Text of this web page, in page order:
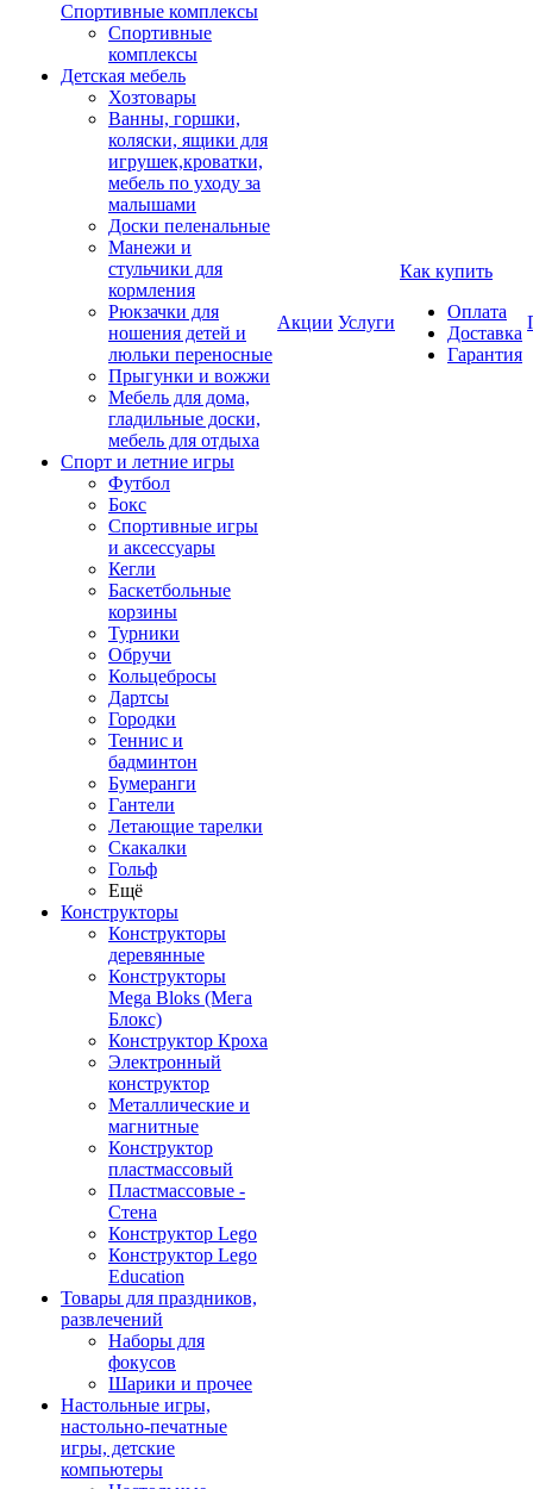
Спортивные комплексы
Спортивные
комплексы
Детская мебель
Хозтовары
Ванны, горшки,
коляски, ящики для
игрушек,кроватки,
мебель по уходу за
малышами
Доски пеленальные
Манежи и
стульчики для
кормления
Рюкзачки для
ношения детей и
люльки переносные
Прыгунки и вожжи
Мебель для дома,
гладильные доски,
мебель для отдыха
Спорт и летние игры
Футбол
Бокс
Спортивные игры
и аксессуары
Кегли
Баскетбольные
корзины
Турники
Обручи
Кольцебросы
Дартсы
Городки
Теннис и
бадминтон
Бумеранги
Гантели
Летающие тарелки
Скакалки
Гольф
Ещё
Конструкторы
Конструкторы
деревянные
Конструкторы
Mega Bloks (Мега
Блокс)
Конструктор Кроха
Электронный
конструктор
Металлические и
магнитные
Конструктор
пластмассовый
Пластмассовые -
Стена
Конструктор Lego
Конструктор Lego
Education
Товары для праздников,
развлечений
Наборы для
фокусов
Шарики и прочее
Настольные игры,
настольно-печатные
игры, детские
компьютеры
Акции Услуги
Как купить
Оплата
Доставка
Гарантия